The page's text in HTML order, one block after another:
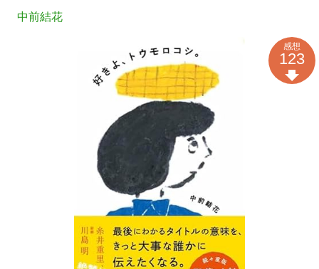
中前結花
感想
123